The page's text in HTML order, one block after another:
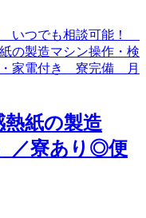
熱紙の製造
／寮あり◎便